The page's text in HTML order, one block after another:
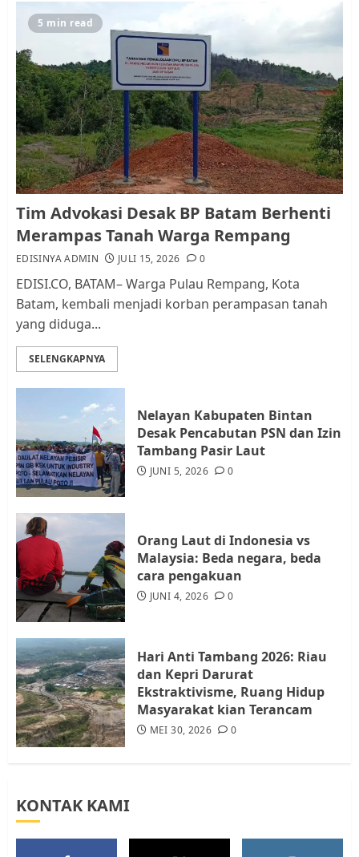
5
1
Pemko Batam Tegaskan RT dan
RW bukan Petugas Pendataan
dan Pemungutan Pajak
AGUSTUS 1, 2026 0
Kader Pajak jadi Penghubung
Pemerintah dan Masyarakat di
Lingkungan RT/RW
AGUSTUS 1, 2026
4
Warga Rempang Ajukan
Audiensi dengan Wali Kota
5
Tim Advokasi Desak BP Batam
Berhenti Merampas Tanah
5 min read
Tim Advokasi Desak BP Batam Berhenti
Merampas Tanah Warga Rempang
EDISINYA ADMIN JULI 15, 2026 0
EDISI.CO, BATAM– Warga Pulau Rempang, Kota
Batam, kembali menjadi korban perampasan tanah
yang diduga...
SELENGKAPNYA
Nelayan Kabupaten Bintan
Desak Pencabutan PSN dan Izin
Tambang Pasir Laut
JUNI 5, 2026 0
Orang Laut di Indonesia vs
Malaysia: Beda negara, beda
cara pengakuan
JUNI 4, 2026 0
Hari Anti Tambang 2026: Riau
dan Kepri Darurat
Ekstraktivisme, Ruang Hidup
Masyarakat kian Terancam
MEI 30, 2026 0
KONTAK KAMI